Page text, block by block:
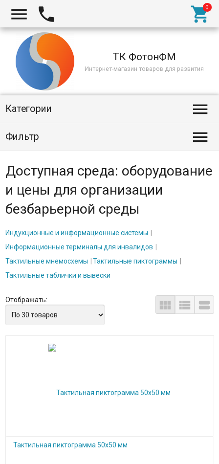
  
ТК ФотонФМ
Интернет-магазин товаров для развития
Категории 
Фильтр 
Доступная среда: оборудование
и цены для организации
безбарьерной среды
Индукционные и информационные системы
Информационные терминалы для инвалидов
Тактильные мнемосхемы
Тактильные пиктограммы
Тактильные таблички и вывески
Отображать:   
Тактильная пиктограмма 50x50 мм